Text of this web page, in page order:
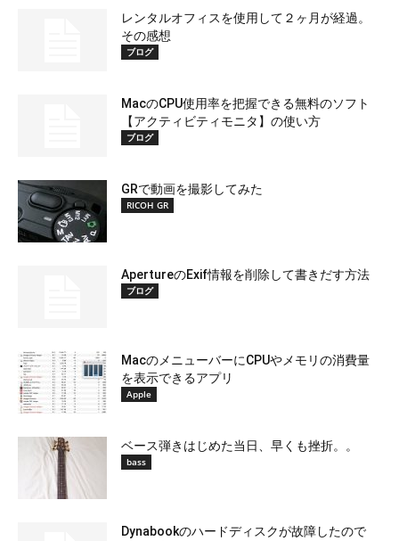
レンタルオフィスを使用して２ヶ月が経過。
その感想
ブログ
MacのCPU使用率を把握できる無料のソフト
【アクティビティモニタ】の使い方
ブログ
GRで動画を撮影してみた
RICOH GR
ApertureのExif情報を削除して書きだす方法
ブログ
MacのメニューバーにCPUやメモリの消費量
を表示できるアプリ
Apple
ベース弾きはじめた当日、早くも挫折。。
bass
Dynabookのハードディスクが故障したので